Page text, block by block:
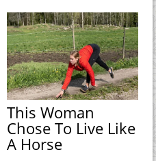
This Woman
Chose To Live Like
A Horse